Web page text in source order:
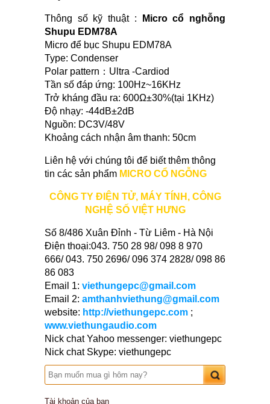
Thông số kỹ thuật :
Micro cổ nghỗng
Shupu EDM78A
Micro để bục Shupu EDM78A
Type: Condenser
Polar pattern：Ultra -Cardiod
Tần số đáp ứng: 100Hz~16KHz
Trở kháng đầu ra: 600Ω±30%(tại 1KHz)
Độ nhạy: -44dB±2dB
Nguồn: DC3V/48V
Khoảng cách nhận âm thanh: 50cm
Liên hệ với chúng tôi để biết thêm thông
tin các sản phẩm MICRO CỔ NGỖNG
CÔNG TY ĐIỆN TỬ, MÁY TÍNH, CÔNG
NGHỆ SỐ VIỆT HƯNG
Số 8/486 Xuân Đỉnh - Từ Liêm - Hà Nội
Điện thoại:043. 750 28 98/ 098 8 970
666/ 043. 750 2696/ 096 374 2828/ 098 86
86 083
Email 1: viethungepc@gmail.com
Email 2: amthanhviethung@gmail.com
website: http://viethungepc.com ;
www.viethungaudio.com
Nick chat Yahoo messenger: viethungepc
Nick chat Skype: viethungepc
Tài khoản của bạn